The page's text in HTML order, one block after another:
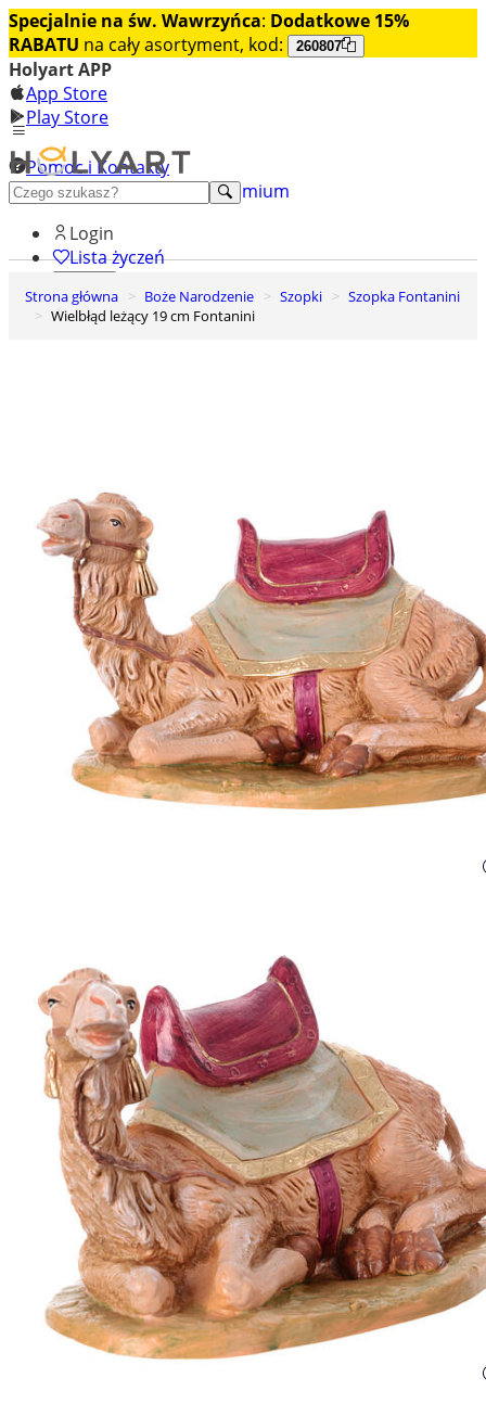
Specjalnie na św. Wawrzyńca: Dodatkowe 15%
RABATU na cały asortyment, kod: 260807
Holyart APP
App Store
Play Store
Pomoc i Kontakty
+48 222 922 860
Odkryj premium
Login
Lista życzeń
0
Koszyk
Strona główna Boże Narodzenie Szopki
Szopka Fontanini
Wielbłąd leżący 19 cm Fontanini